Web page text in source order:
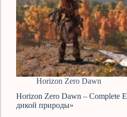
Horizon Zero Dawn
Horizon Zero Dawn – Complete
дикой природы»